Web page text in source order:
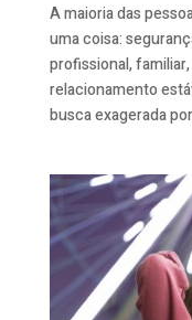
A maioria das
uma coisa:
profissional,
relacionamento
busca exagerada